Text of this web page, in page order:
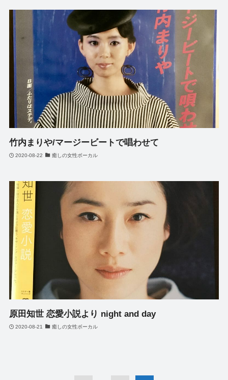
竹内まりや/マージービートで唱わせて
2020-08-22 癒しの女性ボーカル
原田知世 恋愛小説より night and day
2020-08-21 癒しの女性ボーカル